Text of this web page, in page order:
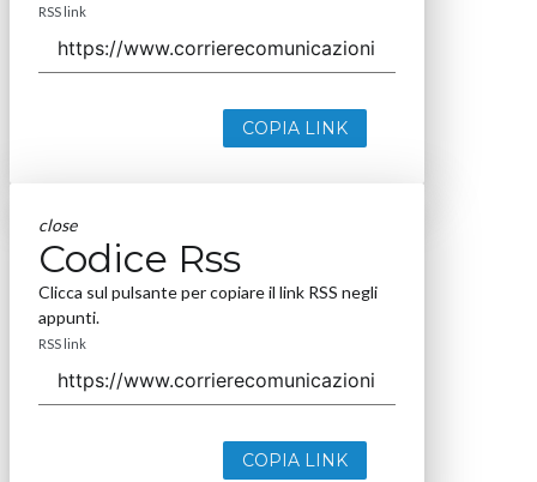
RSS link
COPIA LINK
close
Codice Rss
Clicca sul pulsante per copiare il link RSS negli
appunti.
RSS link
COPIA LINK